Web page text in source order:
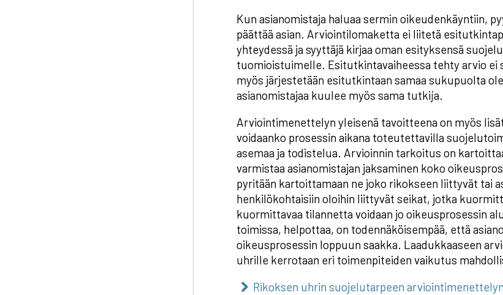
Kun asianomistaja haluaa sermin oikeudenkäyntiin,
päättää asian. Arviointilomaketta ei liitetä
yhteydessä ja syyttäjä kirjaa oman esityksensä
tuomioistuimelle. Esitutkintavaiheessa tehty arvio ei
myös järjestetään esitutkintaan samaa sukupuolta
asianomistajaa kuulee myös sama tutkija.
Arviointimenettelyn yleisenä tavoitteena on myös
voidaanko prosessin aikana toteutettavilla
asemaa ja todistelua. Arvioinnin tarkoitus on
varmistaa asianomistajan jaksaminen koko
pyritään kartoittamaan ne joko rikokseen liittyvät tai
henkilökohtaisiin oloihin liittyvät seikat, jotka
kuormittavaa tilannetta voidaan jo oikeusprosessin
toimissa, helpottaa, on todennäköisempää, että
oikeusprosessin loppuun saakka. Laadukkaaseen
uhrille kerrotaan eri toimenpiteiden vaikutus
Rikoksen uhrin suojelutarpeen